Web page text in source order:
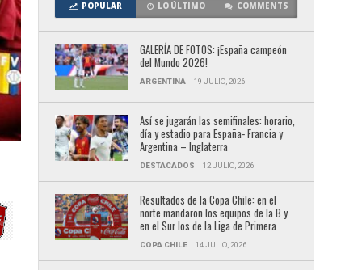
POPULAR LO ÚLTIMO COMMENTS
GALERÍA DE FOTOS: ¡España campeón
del Mundo 2026!
ARGENTINA 19 JULIO, 2026
Así se jugarán las semifinales: horario,
día y estadio para España- Francia y
Argentina – Inglaterra
DESTACADOS 12 JULIO, 2026
Resultados de la Copa Chile: en el
norte mandaron los equipos de la B y
en el Sur los de la Liga de Primera
COPA CHILE 14 JULIO, 2026